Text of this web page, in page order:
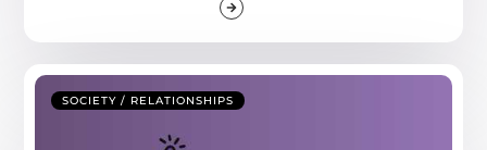
SOCIETY / RELATIONSHIPS